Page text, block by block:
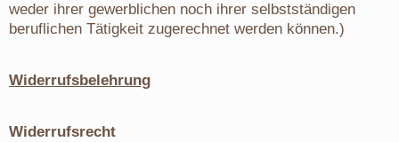
weder ihrer gewerblichen noch ihrer selbstständigen
beruflichen Tätigkeit zugerechnet werden können.)
Widerrufsbelehrung
Widerrufsrecht